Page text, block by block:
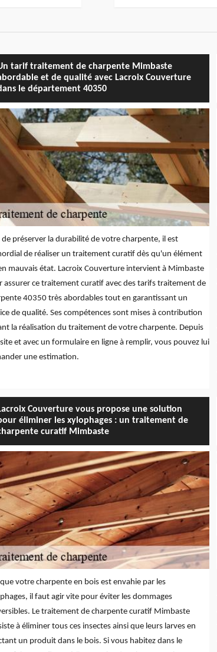
tarif traitement de charpente Mimbaste
et de qualité avec Lacroix Couverture
le département 40350
préserver la durabilité de votre charpente, il est
de réaliser un traitement curatif dès qu'un élément
mauvais état. Lacroix Couverture intervient à Mimbaste
assurer ce traitement curatif avec des tarifs traitement de
40350 très abordables tout en garantissant un
de qualité. Ses compétences sont mises à contribution
la réalisation du traitement de votre charpente. Depuis
et avec un formulaire en ligne à remplir, vous pouvez lui
une estimation.
Couverture vous propose une solution
éliminer les xylophages : un traitement de
curatif Mimbaste
votre charpente en bois est envahie par les
il faut agir vite pour éviter les dommages
Le traitement de charpente curatif Mimbaste
à éliminer tous ces insectes ainsi que leurs larves en
un produit dans le bois. Si vous habitez dans le